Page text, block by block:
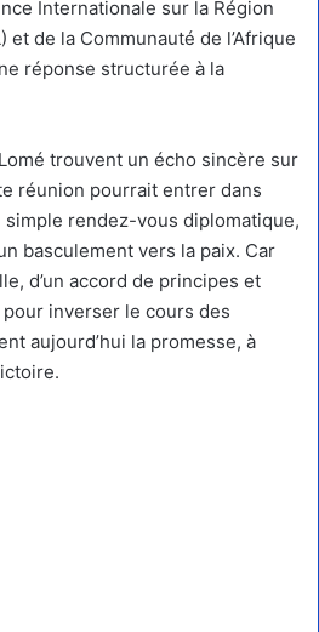
Internationale sur la Région
et de la Communauté de l’Afrique
réponse structurée à la
trouvent un écho sincère sur
réunion pourrait entrer dans
simple rendez-vous diplomatique,
basculement vers la paix. Car
d’un accord de principes et
pour inverser le cours des
aujourd’hui la promesse, à